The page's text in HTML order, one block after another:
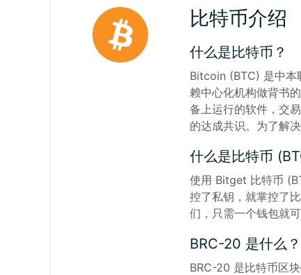
比特币介绍
什么是比特币？
Bitcoin (BTC) 是中本
赖中心化机构做背书
备上运行的软件，交
的达成共识。为了解
什么是比特币
使用 Bitget 比特币
控了私钥，就掌控了
们，只需一个钱包就
BRC-20 是什么？
BRC-20 是比特币区